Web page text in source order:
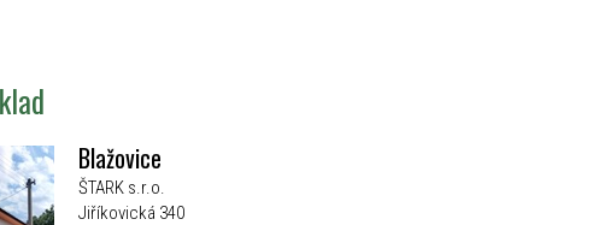
Blažovice
ŠTARK s.r.o.
Jiříkovická 340